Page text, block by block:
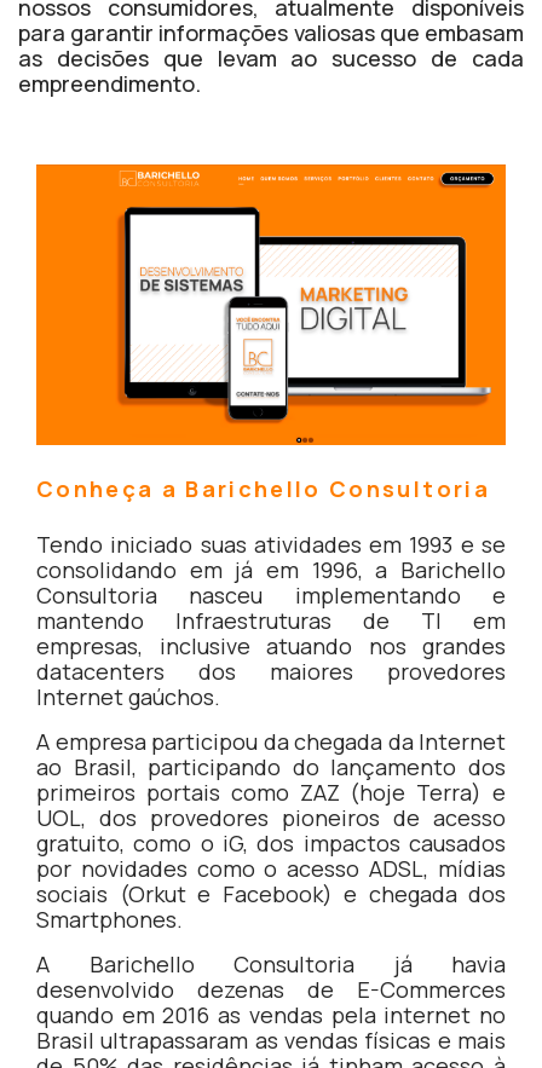
nossos consumidores, atualmente disponíveis
para garantir informações valiosas que embasam
as decisões que levam ao sucesso de cada
empreendimento.
Conheça a Barichello Consultoria
Tendo iniciado suas atividades em 1993 e se
consolidando em já em 1996, a Barichello
Consultoria nasceu implementando e
mantendo Infraestruturas de TI em
empresas, inclusive atuando nos grandes
datacenters dos maiores provedores
Internet gaúchos.
A empresa participou da chegada da Internet
ao Brasil, participando do lançamento dos
primeiros portais como ZAZ (hoje Terra) e
UOL, dos provedores pioneiros de acesso
gratuito, como o iG, dos impactos causados
por novidades como o acesso ADSL, mídias
sociais (Orkut e Facebook) e chegada dos
Smartphones.
A Barichello Consultoria já havia
desenvolvido dezenas de E-Commerces
quando em 2016 as vendas pela internet no
Brasil ultrapassaram as vendas físicas e mais